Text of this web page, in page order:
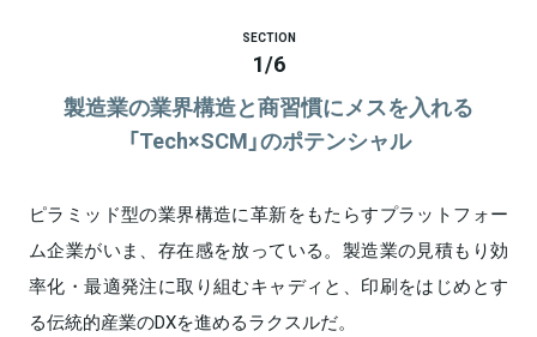
SECTION
1/6
製造業の業界構造と商習慣にメスを入れる
「Tech×SCM」のポテンシャル
ピラミッド型の業界構造に革新をもたらすプラットフォー
ム企業がいま、存在感を放っている。製造業の見積もり効
率化・最適発注に取り組むキャディと、印刷をはじめとす
る伝統的産業のDXを進めるラクスルだ。